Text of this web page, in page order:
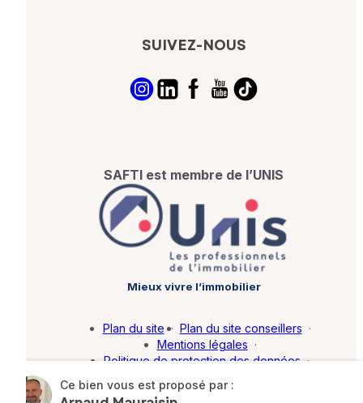
Ce bien vous est proposé par :
SUIVEZ-NOUS
SAFTI est membre de l’UNIS
Mieux vivre l’immobilier
Plan du site · Plan du site conseillers ·
Mentions légales ·
Politique de protection des données ·